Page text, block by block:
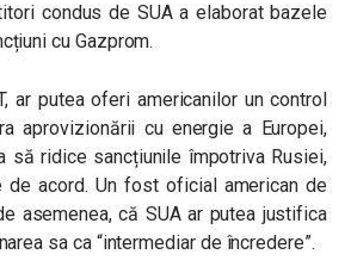
condus de SUA a elaborat bazele
cu Gazprom.
ar putea oferi americanilor un control
aprovizionării cu energie a Europei,
să ridice sancțiunile împotriva Rusiei,
de acord. Un fost oficial american de
asemenea, că SUA ar putea justifica
sa ca “intermediar de încredere”.